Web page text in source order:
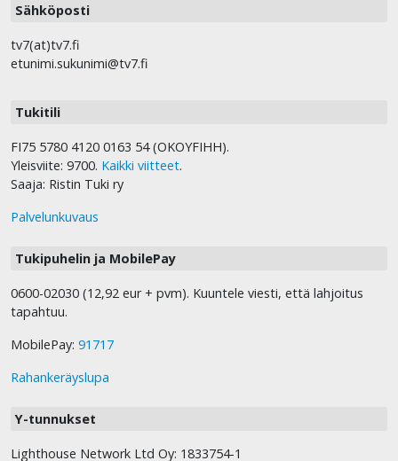
Sähköposti
tv7(at)tv7.fi
etunimi.sukunimi@tv7.fi
Tukitili
FI75 5780 4120 0163 54 (OKOYFIHH).
Yleisviite: 9700. Kaikki viitteet.
Saaja: Ristin Tuki ry
Palvelunkuvaus
Tukipuhelin ja MobilePay
0600-02030 (12,92 eur + pvm). Kuuntele viesti, että lahjoitus
tapahtuu.
MobilePay: 91717
Rahankeräyslupa
Y-tunnukset
Lighthouse Network Ltd Oy: 1833754-1